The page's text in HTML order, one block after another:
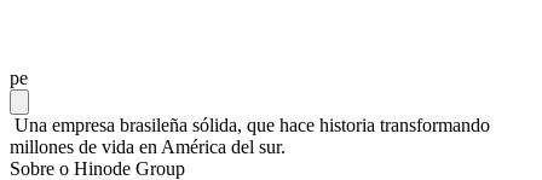
pe
Una empresa brasileña sólida, que hace historia transformando
millones de vida en América del sur.
Sobre o Hinode Group